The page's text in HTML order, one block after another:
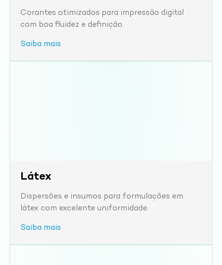
Corantes otimizados para impressão digital
com boa fluidez e definição.
Saiba mais
Látex
Dispersões e insumos para formulações em
látex com excelente uniformidade.
Saiba mais